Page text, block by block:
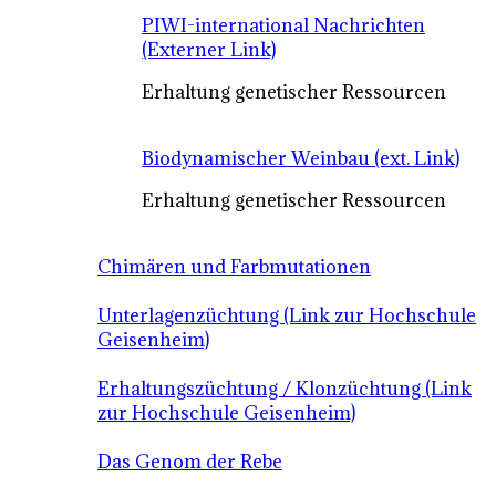
PIWI-international Nachrichten
(Externer Link)
Erhaltung genetischer Ressourcen
Biodynamischer Weinbau (ext. Link)
Erhaltung genetischer Ressourcen
Chimären und Farbmutationen
Unterlagenzüchtung (Link zur Hochschule
Geisenheim)
Erhaltungszüchtung / Klonzüchtung (Link
zur Hochschule Geisenheim)
Das Genom der Rebe